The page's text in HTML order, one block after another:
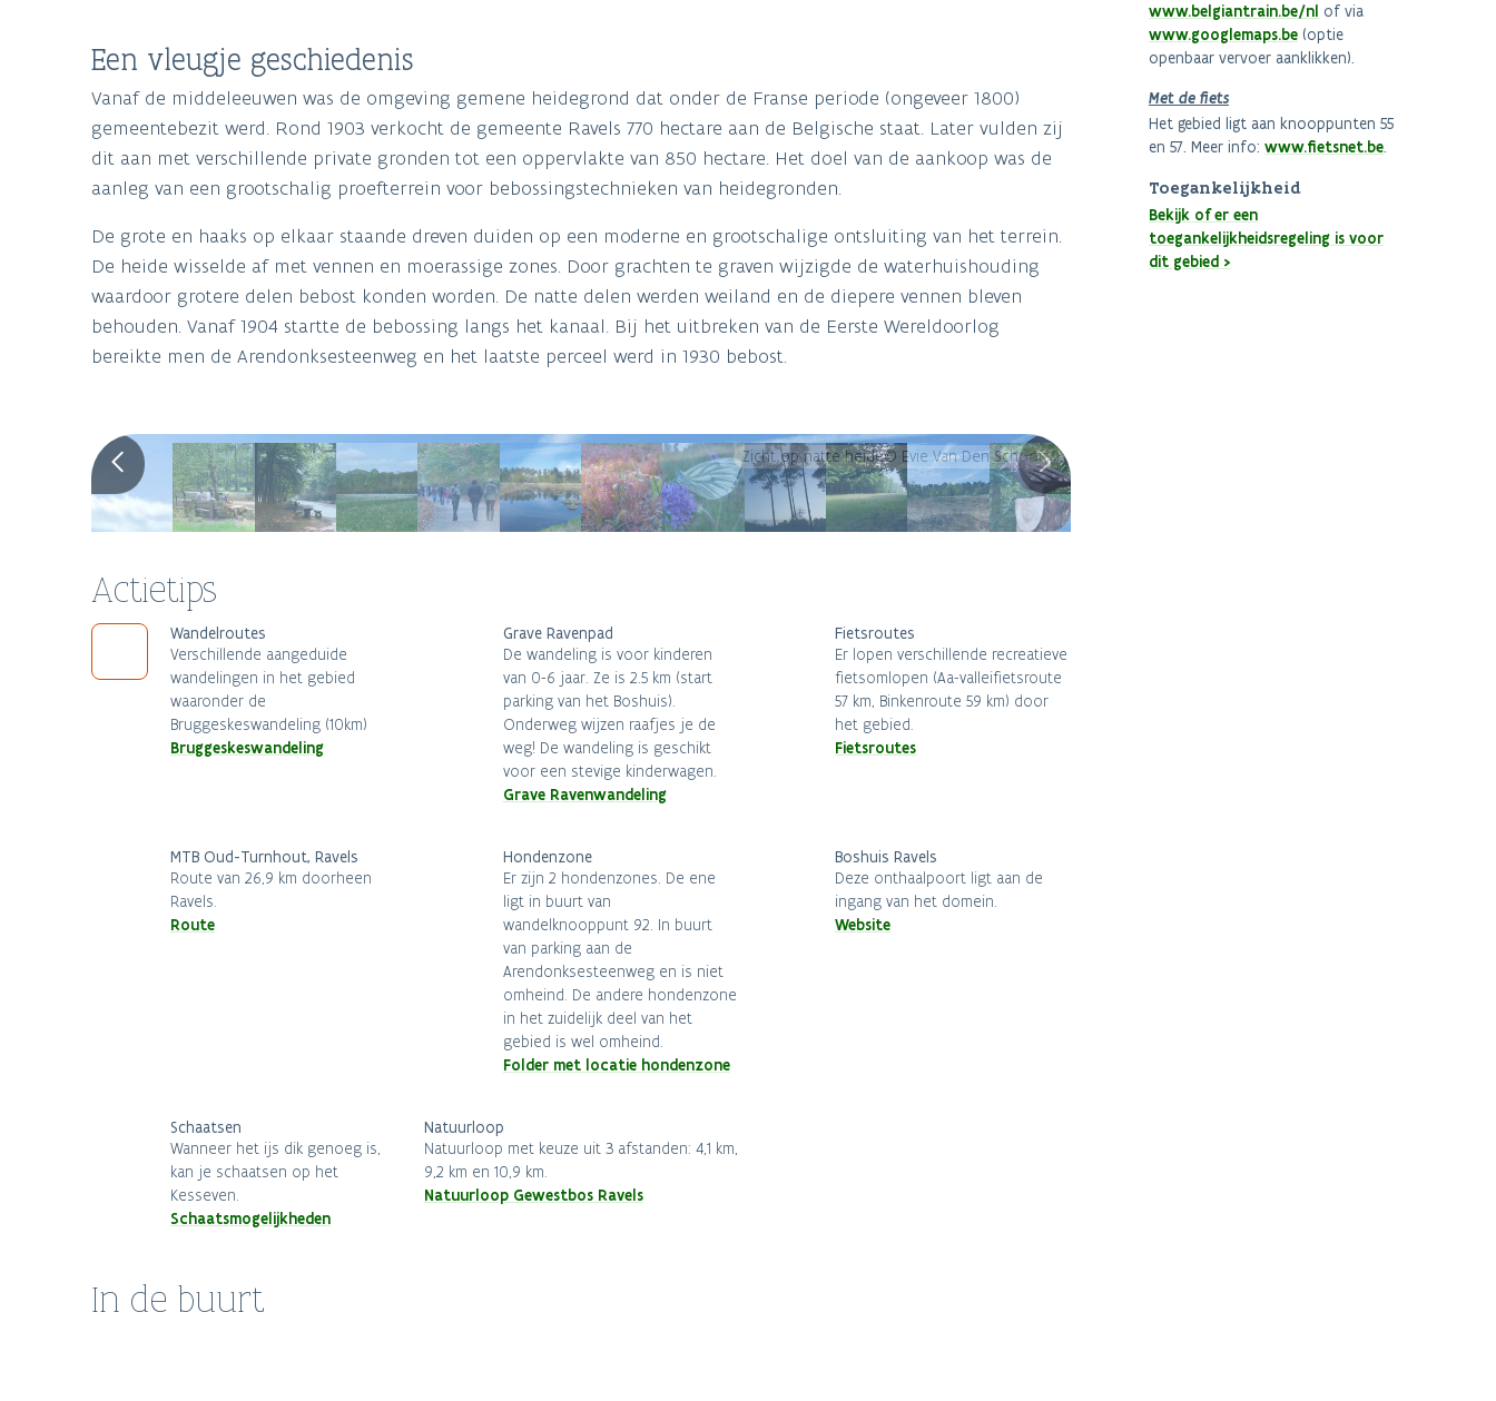
Een vleugje geschiedenis
Vanaf de middeleeuwen was de omgeving gemene heidegrond dat onder de Franse periode (ongeveer 1800)
gemeentebezit werd. Rond 1903 verkocht de gemeente Ravels 770 hectare aan de Belgische staat. Later vulden zij
dit aan met verschillende private gronden tot een oppervlakte van 850 hectare. Het doel van de aankoop was de
aanleg van een grootschalig proefterrein voor bebossingstechnieken van heidegronden.
De grote en haaks op elkaar staande dreven duiden op een moderne en grootschalige ontsluiting van het terrein.
De heide wisselde af met vennen en moerassige zones. Door grachten te graven wijzigde de waterhuishouding
waardoor grotere delen bebost konden worden. De natte delen werden weiland en de diepere vennen bleven
behouden. Vanaf 1904 startte de bebossing langs het kanaal. Bij het uitbreken van de Eerste Wereldoorlog
bereikte men de Arendonksesteenweg en het laatste perceel werd in 1930 bebost.
Zicht op natte heide© Evie Van Den Schoor
Actietips
Wandelroutes
Verschillende aangeduide
wandelingen in het gebied
waaronder de
Bruggeskeswandeling (10km)
Bruggeskeswandeling
Grave Ravenpad
De wandeling is voor kinderen
van 0-6 jaar. Ze is 2.5 km (start
parking van het Boshuis).
Onderweg wijzen raafjes je de
weg! De wandeling is geschikt
voor een stevige kinderwagen.
Grave Ravenwandeling
Fietsroutes
Er lopen verschillende recreatieve
fietsomlopen (Aa-valleifietsroute
57 km, Binkenroute 59 km) door
het gebied.
Fietsroutes
MTB Oud-Turnhout, Ravels
Route van 26,9 km doorheen
Ravels.
Route
Hondenzone
Er zijn 2 hondenzones. De ene
ligt in buurt van
wandelknooppunt 92. In buurt
van parking aan de
Arendonksesteenweg en is niet
omheind. De andere hondenzone
in het zuidelijk deel van het
gebied is wel omheind.
Folder met locatie hondenzone
Boshuis Ravels
Deze onthaalpoort ligt aan de
ingang van het domein.
Website
Schaatsen
Wanneer het ijs dik genoeg is,
kan je schaatsen op het
Kesseven.
Schaatsmogelijkheden
Natuurloop
Natuurloop met keuze uit 3 afstanden: 4,1 km,
9,2 km en 10,9 km.
Natuurloop Gewestbos Ravels
In de buurt
Meerdaagse trektocht langs
Kempense bivakzones
www.belgiantrain.be/nl of via
www.googlemaps.be (optie
openbaar vervoer aanklikken).
Met de fiets
Het gebied ligt aan knooppunten 55
en 57. Meer info: www.fietsnet.be.
Toegankelijkheid
Bekijk of er een
toegankelijkheidsregeling is voor
dit gebied >